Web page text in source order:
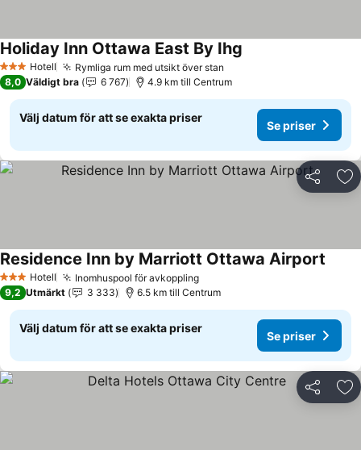
3 StjärnorHotell Rymliga rum med utsikt över stan
Holiday Inn Ottawa East By Ihg
8,0 Väldigt bra 6 767 4.9 km till Centrum
Välj datum för att se exakta priser
Se priser
Dela
3 StjärnorHotell Inomhuspool för avkoppling
Residence Inn by Marriott Ottawa Airport
9,2 Utmärkt 3 333 6.5 km till Centrum
Välj datum för att se exakta priser
Se priser
Dela